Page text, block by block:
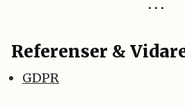
Referenser &
GDPR